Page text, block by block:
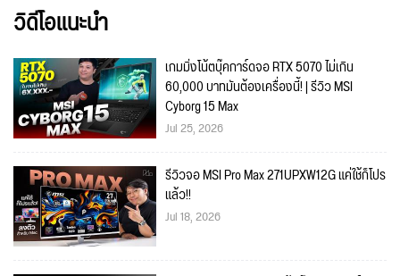
วิดีโอแนะนำ
เกมมิ่งโน้ตบุ๊คการ์ดจอ RTX 5070 ไม่เกิน
60,000 บาทมันต้องเครื่องนี้! | รีวิว MSI
Cyborg 15 Max
Jul 25, 2026
รีวิวจอ MSI Pro Max 271UPXW12G แค่ใช้ก็โปร
แล้ว!!
Jul 18, 2026